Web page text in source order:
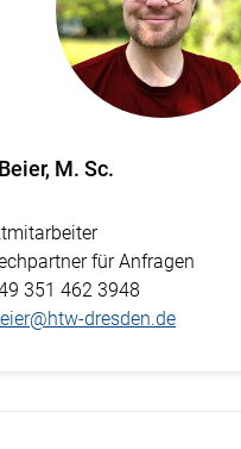
M. Sc.
für Anfragen
351 462 3948
dresden.de